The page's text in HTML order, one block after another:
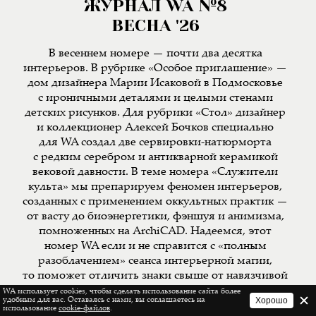
ЖУРНАЛ WA №8
ВЕСНА '26
В весеннем номере — почти два десятка
интерьеров. В рубрике «Особое приглашение» —
дом дизайнера Марии Исаковой в Подмосковье
с ироничными деталями и целыми стенами
детских рисунков. Для рубрики «Стол» дизайнер
и коллекционер Алексей Бочков специально
для WA создал две сервировки-натюрморта
с редким серебром и антикварной керамикой
вековой давности. В теме номера «Служители
культа» мы препарируем феномен интерьеров,
созданных с применением оккультных практик —
от васту до биоэнергетики, фэншуя и анимизма,
помноженных на ArchiCAD. Надеемся, этот
номер WA если и не справится с «полным
разоблачением» сеанса интерьерной магии,
то поможет отличить знаки свыше от навязчивой
рекламы оккультных услуг.
WA использует cookies, чтобы сделать использование сайта более
удобным для вас. Оставаясь с нами, вы соглашаетесь на
использование cookie-файлов.
Хорошо